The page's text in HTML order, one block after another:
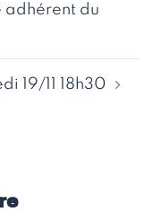
adhérent du
19/11 18h30